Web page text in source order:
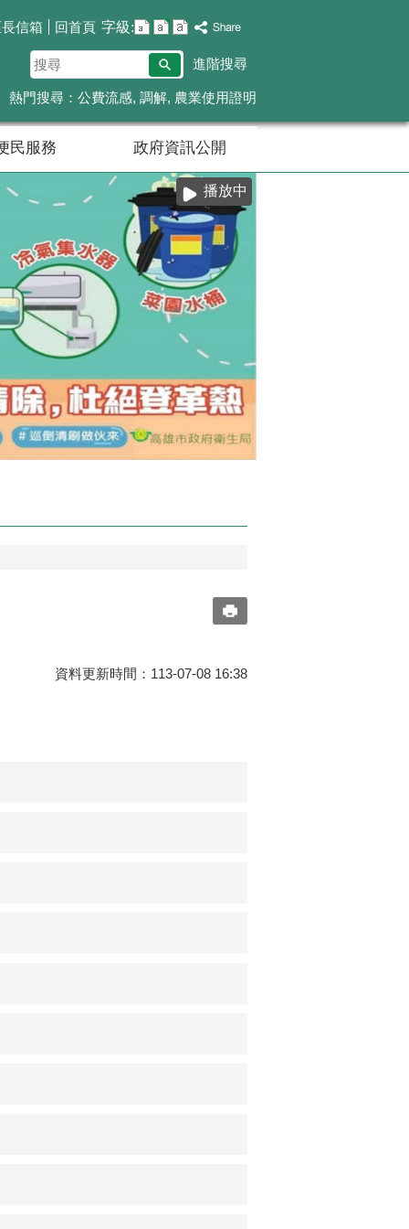
信箱 回首頁 字級:
搜
尋
進階搜尋
熱門搜尋： 公費流感 調解 農業使用證明
民服務 政府資訊公開
播放中
資料更新時間：113-07-08 16:38